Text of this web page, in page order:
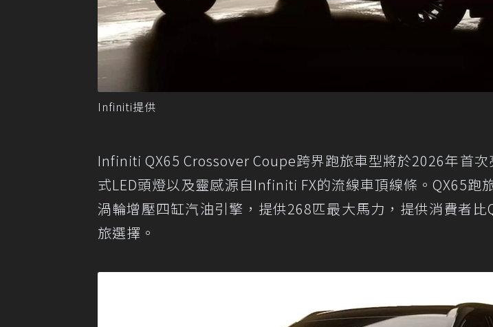
Infiniti提供
Infiniti QX65 Crossover Coupe跨界跑旅車型將於2026年首
式LED頭燈以及靈感源自Infiniti FX的流線車頂線條。QX65跑
渦輪增壓四缸汽油引擎，提供268匹最大馬力，提供消費者比
旅選擇。